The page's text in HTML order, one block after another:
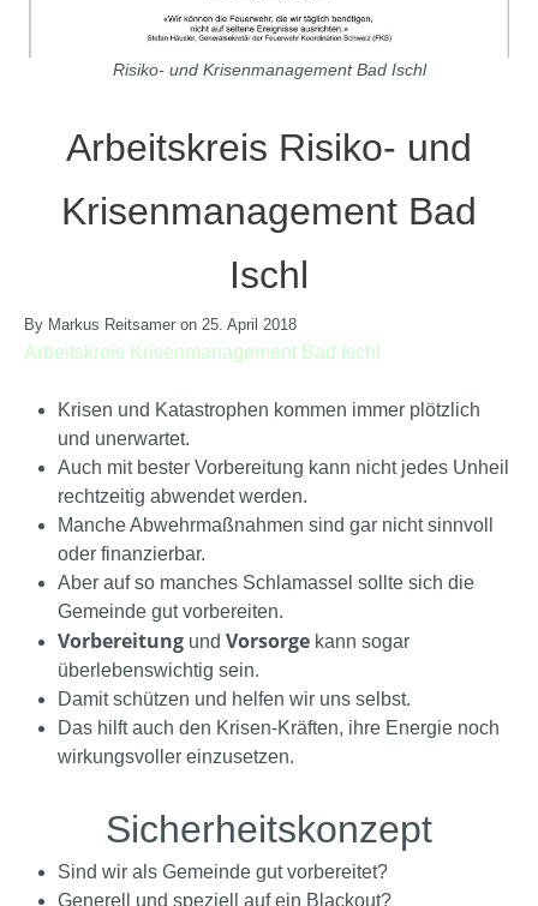
Risiko- und Krisenmanagement Bad Ischl
Arbeitskreis Risiko- und
Krisenmanagement Bad
Ischl
By Markus Reitsamer on 25. April 2018
Arbeitskreis Krisenmanagement Bad Ischl
Krisen und Katastrophen kommen immer plötzlich
und unerwartet.
Auch mit bester Vorbereitung kann nicht jedes Unheil
rechtzeitig abwendet werden.
Manche Abwehrmaßnahmen sind gar nicht sinnvoll
oder finanzierbar.
Aber auf so manches Schlamassel sollte sich die
Gemeinde gut vorbereiten.
Vorbereitung und Vorsorge kann sogar
überlebenswichtig sein.
Damit schützen und helfen wir uns selbst.
Das hilft auch den Krisen-Kräften, ihre Energie noch
wirkungsvoller einzusetzen.
Sicherheitskonzept
Sind wir als Gemeinde gut vorbereitet?
Generell und speziell auf ein Blackout?